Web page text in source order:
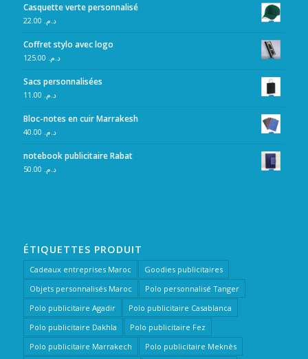
Casquette verte personnalisé
د.م.
Coffret stylo avec logo
د.م.
Sacs personnalisées
د.م.
Bloc-notes en cuir Marrakesh
د.م.
notebook publicitaire Rabat
د.م.
ÉTIQUETTES PRODUIT
Cadeaux entreprises Maroc
Goodies publicitaires
Objets personnalisés Maroc
Polo personnalisé Tanger
Polo publicitaire Agadir
Polo publicitaire Casablanca
Polo publicitaire Dakhla
Polo publicitaire Fez
Polo publicitaire Marrakech
Polo publicitaire Meknès